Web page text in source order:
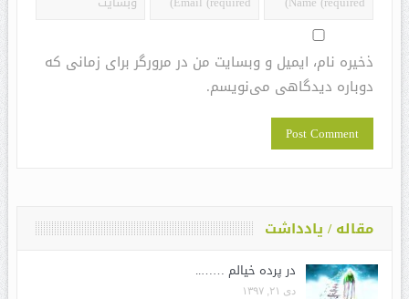
ذخیره نام، ایمیل و وبسایت من در مرورگر برای زمانی که
دوباره دیدگاهی می‌نویسم.
مقاله / یادداشت
در پرده خیالم ……..
دی ۲۱, ۱۳۹۷